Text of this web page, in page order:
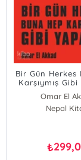
Bir Gün Herkes
Karşıymış
Omar El
Nepal
₺